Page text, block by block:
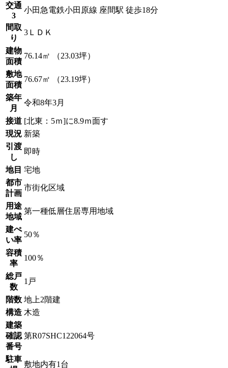
交通
3
小田急電鉄小田原線 座間駅 徒歩18分
間取
り
3ＬＤＫ
建物
面積
76.14㎡ （23.03坪）
敷地
面積
76.67㎡ （23.19坪）
築年
月
令和8年3月
接道 [北東：5ｍ]に8.9ｍ面す
現況 新築
引渡
し
即時
地目 宅地
都市
計画
市街化区域
用途
地域
第一種低層住居専用地域
建ぺ
い率
50％
容積
率
100％
総戸
数
1戸
階数 地上2階建
構造 木造
建築
確認
番号
第R07SHC122064号
駐車
敷地内有1台